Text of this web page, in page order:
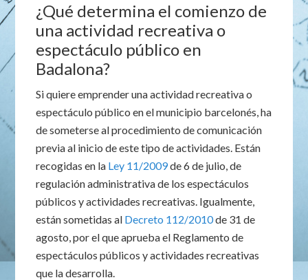
¿Qué determina el comienzo de
una actividad recreativa o
espectáculo público en
Badalona?
Si quiere emprender una actividad recreativa o
espectáculo público en el municipio barcelonés, ha
de someterse al procedimiento de comunicación
previa al inicio de este tipo de actividades. Están
recogidas en la Ley 11/2009de 6 de julio, de
regulación administrativa de los espectáculos
públicos y actividades recreativas. Igualmente,
están sometidas al Decreto 112/2010de 31 de
agosto, por el que aprueba el Reglamento de
espectáculos públicos y actividades recreativas
que la desarrolla.